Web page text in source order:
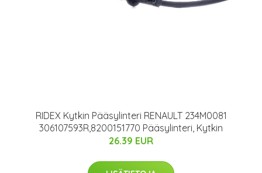
RIDEX Kytkin Pääsylinteri RENAULT 234M0081
306107593R,8200151770 Pääsylinteri, Kytkin
26.39 EUR